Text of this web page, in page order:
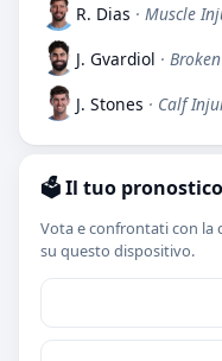
R. Dias · Muscle
J. Gvardiol ·
J. Stones · Calf
🗳️ Il tuo
Vota e confrontati con la
su questo dispositivo.